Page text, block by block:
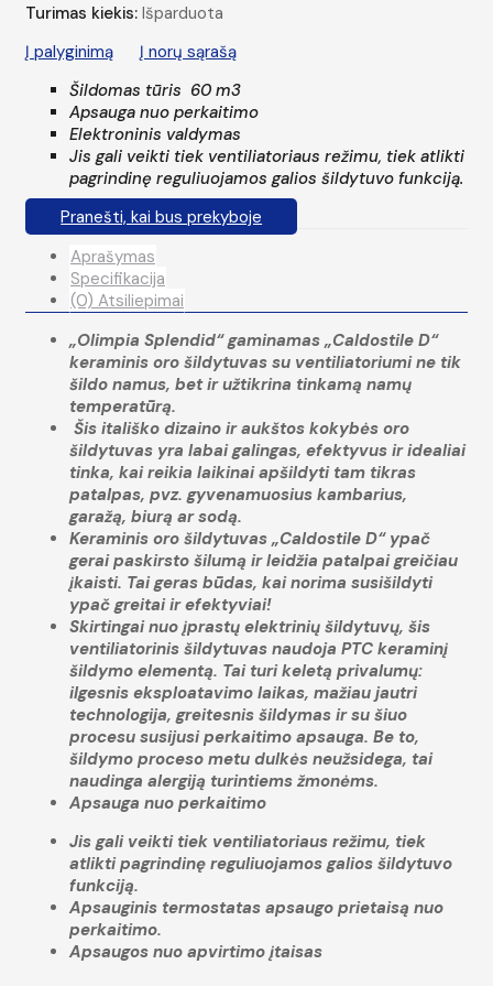
Turimas kiekis: Išparduota
Į palyginimą
Į norų sąrašą
Šildomas tūris 60 m3
Apsauga nuo perkaitimo
Elektroninis valdymas
Jis gali veikti tiek ventiliatoriaus režimu, tiek atlikti
pagrindinę reguliuojamos galios šildytuvo funkciją.
Pranešti, kai bus prekyboje
Aprašymas
Specifikacija
(0) Atsiliepimai
„Olimpia Splendid“ gaminamas „Caldostile D“
keraminis oro šildytuvas su ventiliatoriumi ne tik
šildo namus, bet ir užtikrina tinkamą namų
temperatūrą.
Šis itališko dizaino ir aukštos kokybės oro
šildytuvas yra labai galingas, efektyvus ir idealiai
tinka, kai reikia laikinai apšildyti tam tikras
patalpas, pvz. gyvenamuosius kambarius,
garažą, biurą ar sodą.
Keraminis oro šildytuvas „Caldostile D“ ypač
gerai paskirsto šilumą ir leidžia patalpai greičiau
įkaisti. Tai geras būdas, kai norima susišildyti
ypač greitai ir efektyviai!
Skirtingai nuo įprastų elektrinių šildytuvų, šis
ventiliatorinis šildytuvas naudoja PTC keraminį
šildymo elementą. Tai turi keletą privalumų:
ilgesnis eksploatavimo laikas, mažiau jautri
technologija, greitesnis šildymas ir su šiuo
procesu susijusi perkaitimo apsauga. Be to,
šildymo proceso metu dulkės neužsidega, tai
naudinga alergiją turintiems žmonėms.
Apsauga nuo perkaitimo
Jis gali veikti tiek ventiliatoriaus režimu, tiek
atlikti pagrindinę reguliuojamos galios šildytuvo
funkciją.
Apsauginis termostatas apsaugo prietaisą nuo
perkaitimo.
Apsaugos nuo apvirtimo įtaisas